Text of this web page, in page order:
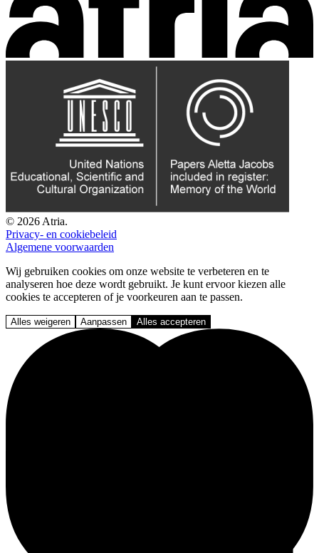
© 2026 Atria.
Privacy- en cookiebeleid
Algemene voorwaarden
Wij gebruiken cookies om onze website te verbeteren en te
analyseren hoe deze wordt gebruikt. Je kunt ervoor kiezen alle
cookies te accepteren of je voorkeuren aan te passen.
Alles weigeren Aanpassen Alles accepteren